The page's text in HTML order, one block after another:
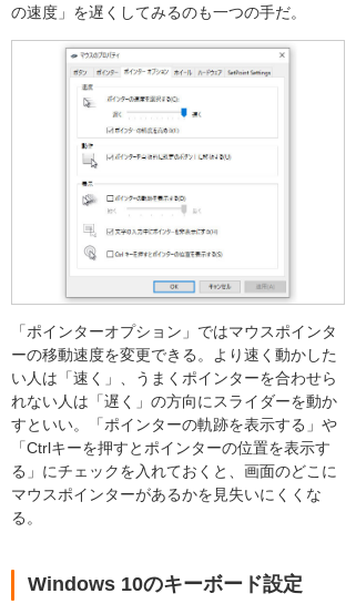
の速度」を遅くしてみるのも一つの手だ。
「ポインターオプション」ではマウスポインタ
ーの移動速度を変更できる。より速く動かした
い人は「速く」、うまくポインターを合わせら
れない人は「遅く」の方向にスライダーを動か
すといい。「ポインターの軌跡を表示する」や
「Ctrlキーを押すとポインターの位置を表示す
る」にチェックを入れておくと、画面のどこに
マウスポインターがあるかを見失いにくくな
る。
Windows 10のキーボード設定